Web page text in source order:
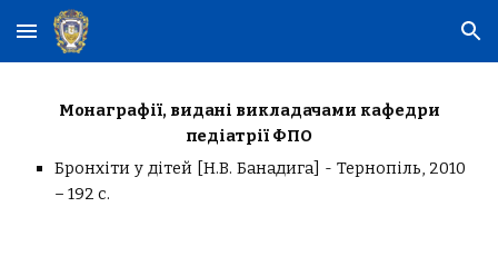
Skip to main content Skip to navigation
Монаграфії, видані викладачами кафедри
педіатрії ФПО
Бронхіти у дітей [Н.В. Банадига] - Тернопіль, 2010
– 192 с.